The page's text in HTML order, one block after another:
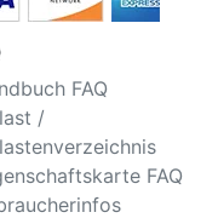
FAQ
/
FAQ